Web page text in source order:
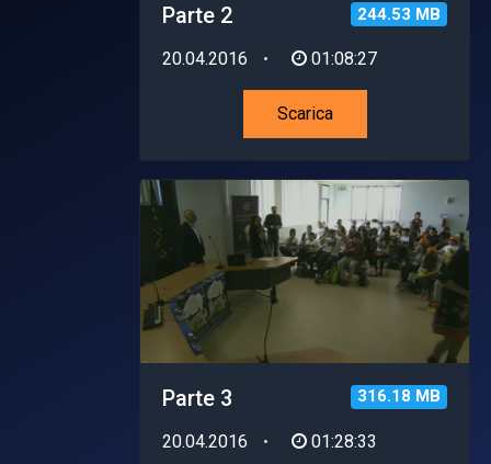
244.53 MB
Parte 2
20.04.2016 01:08:27
Scarica
316.18 MB
Parte 3
20.04.2016 01:28:33